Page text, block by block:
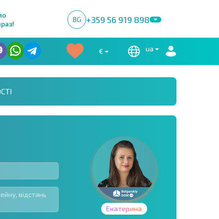
BG +359 56 919 898
€ ua
Екатерина